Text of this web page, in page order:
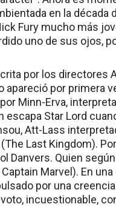
en la
Fury mucho más
uno de sus ojos,
por los directores
por primera
Minn-Erva,
Star Lord
Att-Lass
Last Kingdom).
Danvers. Quien
Marvel). En
por una
incuestionable,